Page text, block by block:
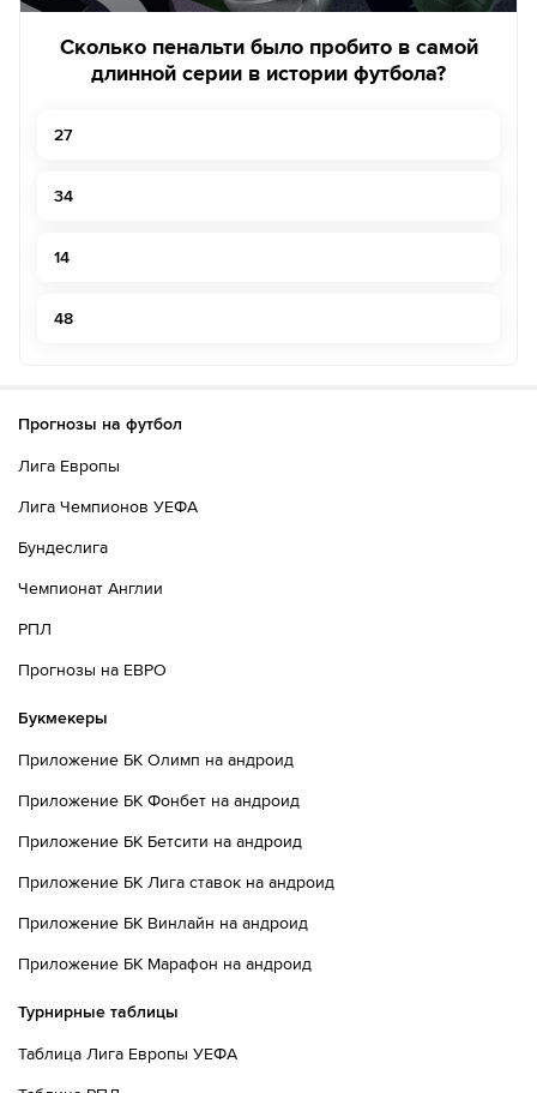
Сколько пенальти было пробито в самой
длинной серии в истории футбола?
27
34
14
48
Прогнозы на футбол
Лига Европы
Лига Чемпионов УЕФА
Бундеслига
Чемпионат Англии
РПЛ
Прогнозы на ЕВРО
Букмекеры
Приложение БК Олимп на андроид
Приложение БК Фонбет на андроид
Приложение БК Бетсити на андроид
Приложение БК Лига ставок на андроид
Приложение БК Винлайн на андроид
Приложение БК Марафон на андроид
Турнирные таблицы
Таблица Лига Европы УЕФА